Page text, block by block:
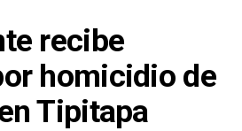
recibe
homicidio de
Tipitapa